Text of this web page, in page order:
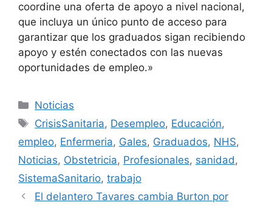
coordine una oferta de apoyo a nivel nacional,
que incluya un único punto de acceso para
garantizar que los graduados sigan recibiendo
apoyo y estén conectados con las nuevas
oportunidades de empleo.»
Categorías
Noticias
Etiquetas
CrisisSanitaria, Desempleo, Educación,
empleo, Enfermeria, Gales, Graduados, NHS,
Noticias, Obstetricia, Profesionales, sanidad,
SistemaSanitario, trabajo
El delantero Tavares cambia Burton por